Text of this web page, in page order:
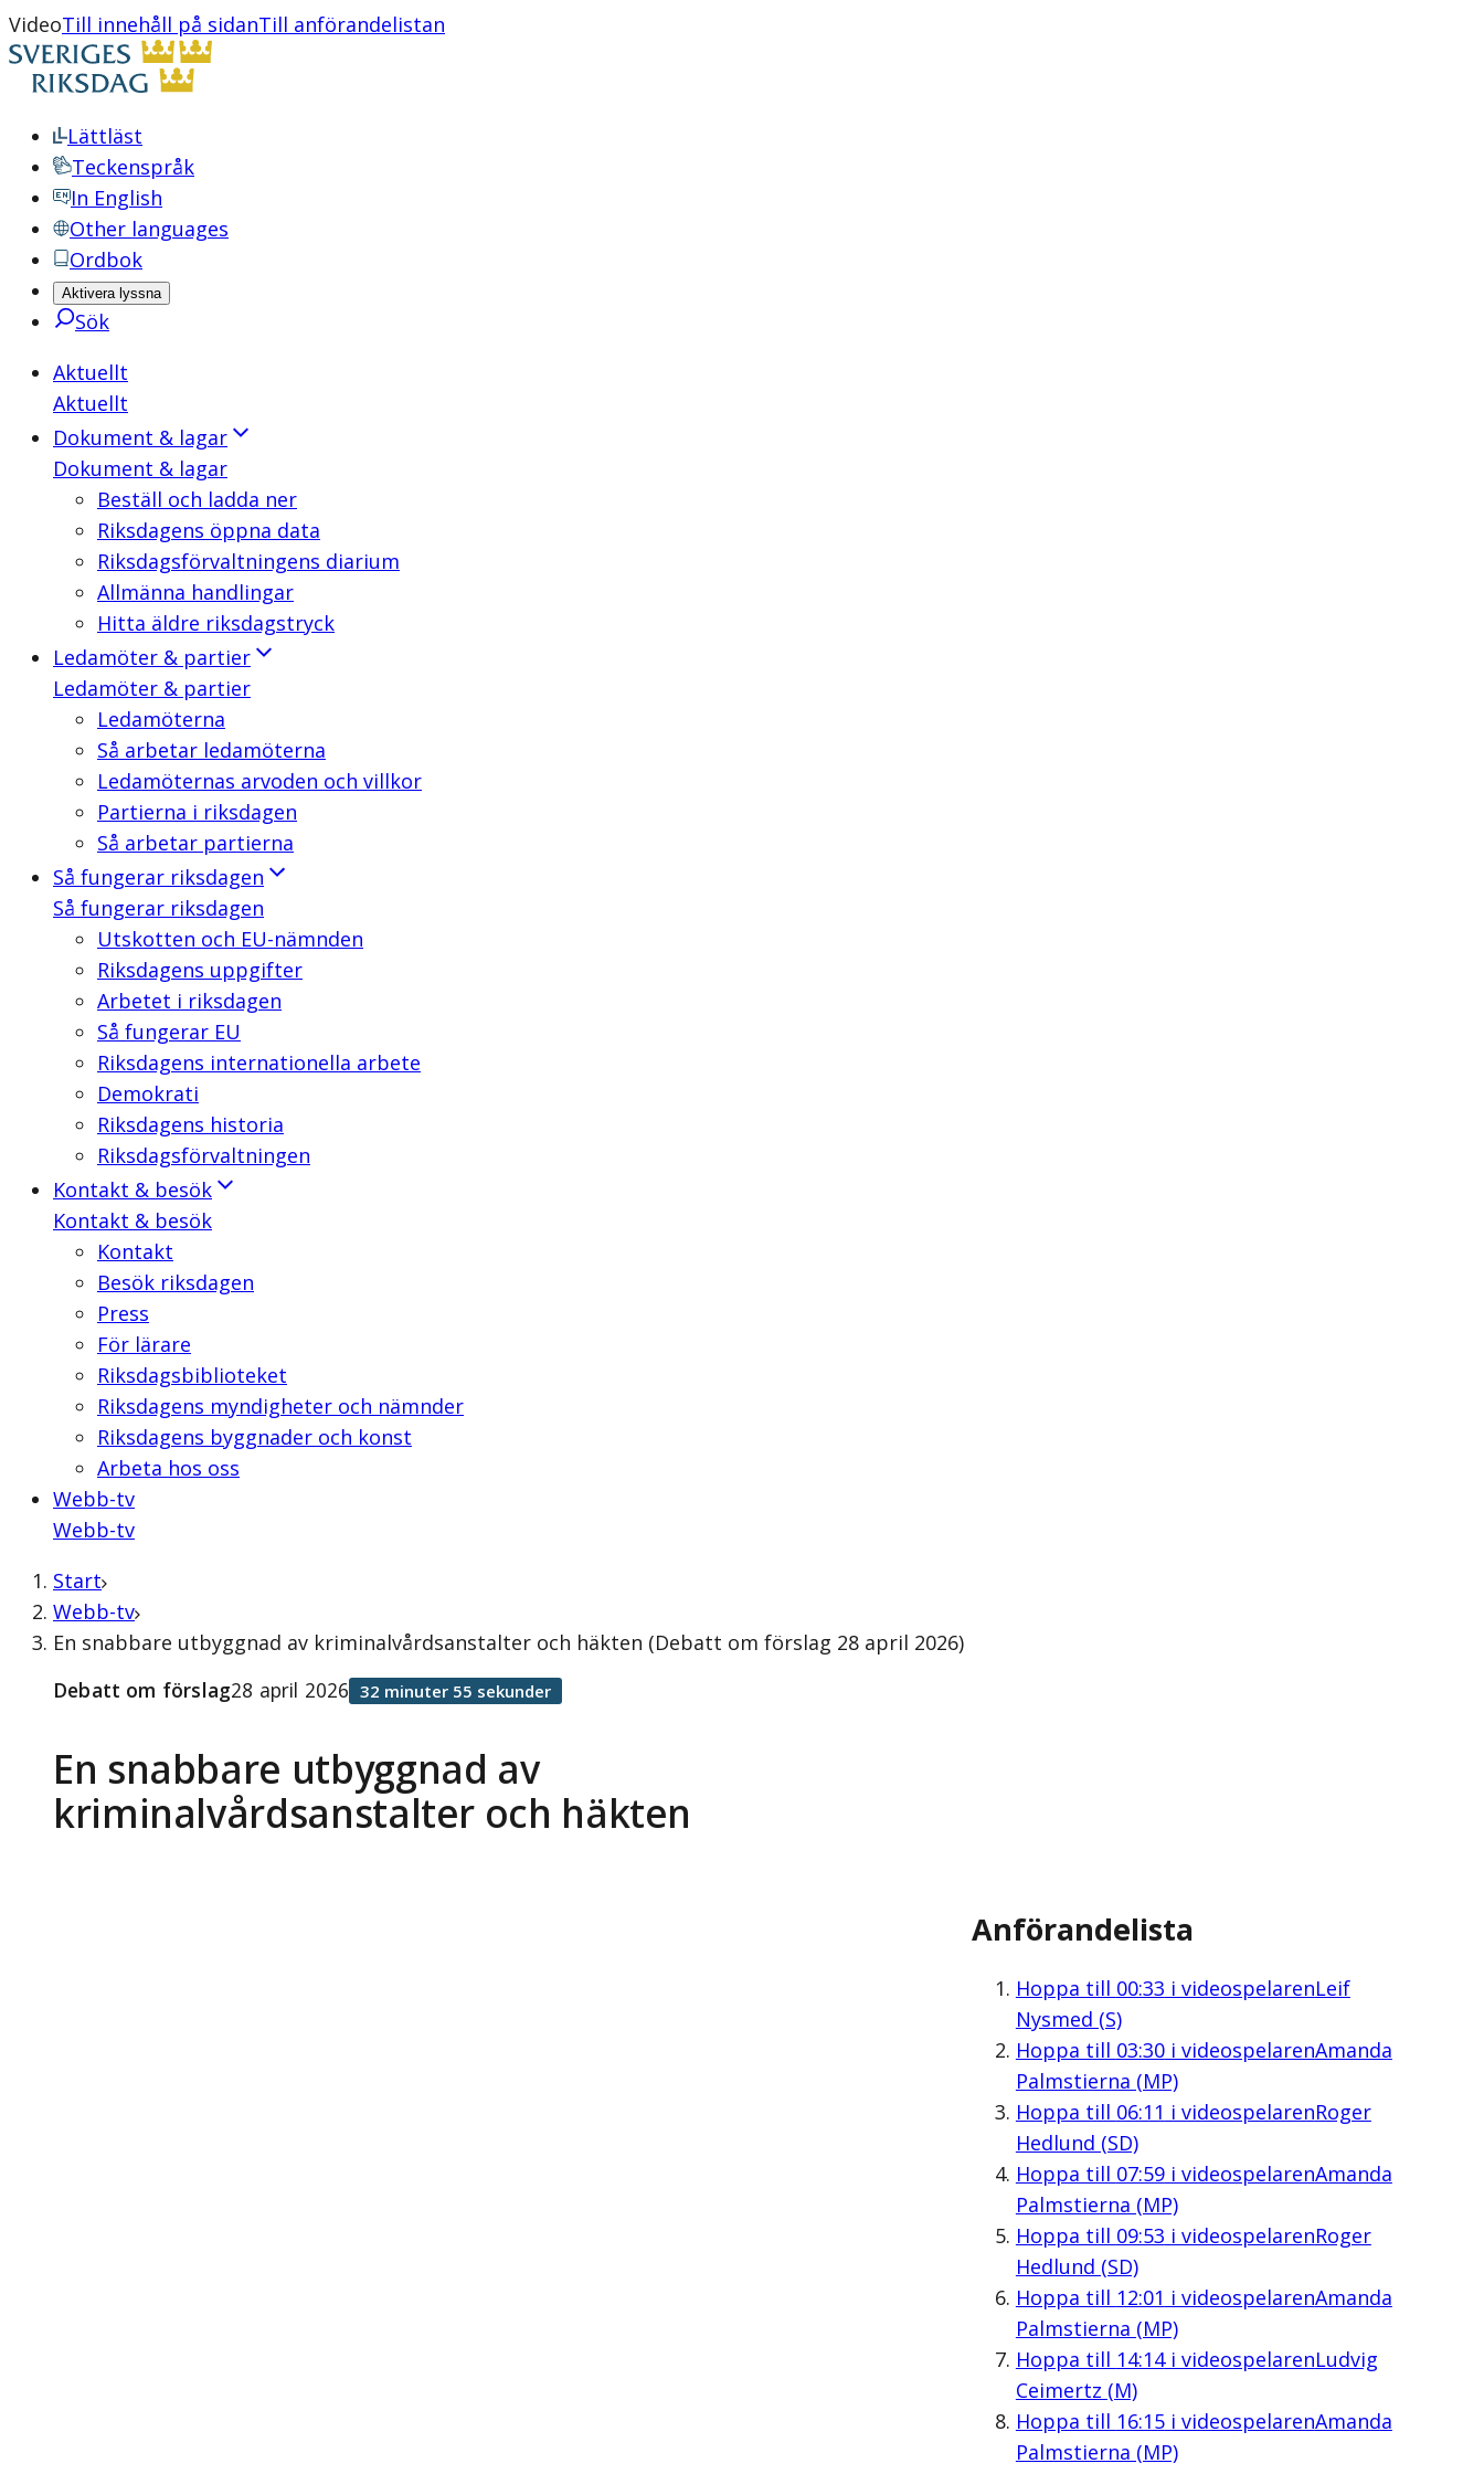
VideoTill innehåll på sidanTill anförandelistan
Lättläst
Teckenspråk
In English
Other languages
Ordbok
Aktivera lyssna
Sök
Aktuellt
Aktuellt
Dokument & lagar
Dokument & lagar
Beställ och ladda ner
Riksdagens öppna data
Riksdagsförvaltningens diarium
Allmänna handlingar
Hitta äldre riksdagstryck
Ledamöter & partier
Ledamöter & partier
Ledamöterna
Så arbetar ledamöterna
Ledamöternas arvoden och villkor
Partierna i riksdagen
Så arbetar partierna
Så fungerar riksdagen
Så fungerar riksdagen
Utskotten och EU-nämnden
Riksdagens uppgifter
Arbetet i riksdagen
Så fungerar EU
Riksdagens internationella arbete
Demokrati
Riksdagens historia
Riksdagsförvaltningen
Kontakt & besök
Kontakt & besök
Kontakt
Besök riksdagen
Press
För lärare
Riksdagsbiblioteket
Riksdagens myndigheter och nämnder
Riksdagens byggnader och konst
Arbeta hos oss
Webb-tv
Webb-tv
Start
Webb-tv
En snabbare utbyggnad av kriminalvårdsanstalter och häkten (Debatt om förslag 28 april 2026)
En snabbare utbyggnad av
kriminalvårdsanstalter och häkten
Debatt om förslag28 april 2026 32 minuter 55 sekunder
Anförandelista
Hoppa till 00:33 i videospelarenLeif
Nysmed (S)
Hoppa till 03:30i videospelarenAmanda
Palmstierna (MP)
Hoppa till 06:11 i videospelarenRoger
Hedlund (SD)
Hoppa till 07:59i videospelarenAmanda
Palmstierna (MP)
Hoppa till 09:53 i videospelarenRoger
Hedlund (SD)
Hoppa till 12:01 i videospelarenAmanda
Palmstierna (MP)
Hoppa till 14:14i videospelarenLudvig
Ceimertz (M)
Hoppa till 16:15i videospelarenAmanda
Palmstierna (MP)